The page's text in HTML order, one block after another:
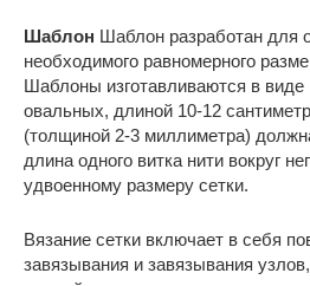
Шаблон Шаблон разработан для
необходимого равномерного
Шаблоны изготавливаются в
овальных, длиной 10-12
(толщиной 2-3 миллиметра)
длина одного витка нити вокруг
удвоенному размеру сетки.
Вязание сетки включает в себя
завязывания и завязывания